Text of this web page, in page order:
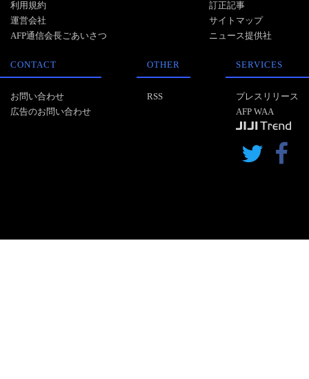
利用規約
運営会社
AFP通信会長ごあいさつ
訂正記事
サイトマップ
ニュース提供社
CONTACT
お問い合わせ
広告のお問い合わせ
OTHER
RSS
SERVICES
プレスリリース
AFP WAA